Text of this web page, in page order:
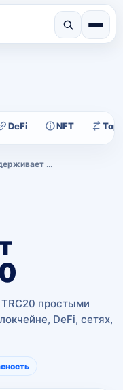
DeFi NFT
Биржа не поддерживает депозит TRC20
простыми
DeFi, сетях,